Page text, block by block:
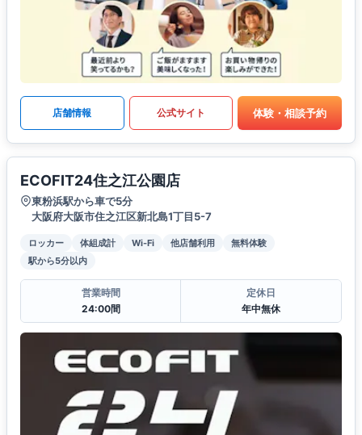
店舗情報 公式サイト 体験・相談予約
ECOFIT24住之江公園店
東粉浜駅から車で5分
大阪府大阪市住之江区新北島1丁目5-7
ロッカー 体組成計 Wi-Fi 他店舗利用
無料体験
駅から5分以内
営業時間
24:00間
定休日
年中無休